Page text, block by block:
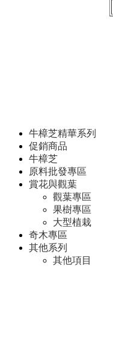
牛樟芝精華系列
促銷商品
牛樟芝
原料批發專區
賞花與觀葉
觀葉專區
果樹專區
大型植栽
奇木專區
其他系列
其他項目